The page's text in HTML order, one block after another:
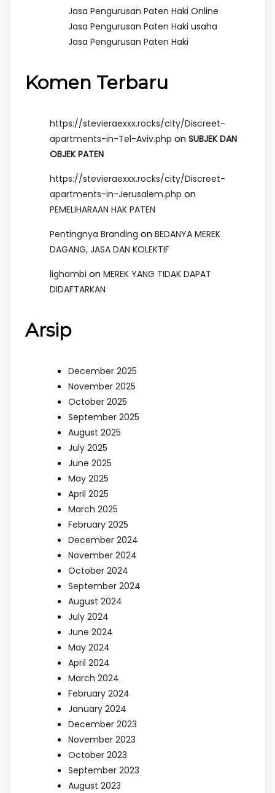
Jasa Pengurusan Paten Haki Online
Jasa Pengurusan Paten Haki usaha
Jasa Pengurusan Paten Haki
Komen Terbaru
https://stevieraexxx.rocks/city/Discreet-
apartments-in-Tel-Aviv.php on SUBJEK DAN
OBJEK PATEN
https://stevieraexxx.rocks/city/Discreet-
apartments-in-Jerusalem.php on
PEMELIHARAAN HAK PATEN
Pentingnya Branding on BEDANYA MEREK
DAGANG, JASA DAN KOLEKTIF
lighambi on MEREK YANG TIDAK DAPAT
DIDAFTARKAN
Arsip
December 2025
November 2025
October 2025
September 2025
August 2025
July 2025
June 2025
May 2025
April 2025
March 2025
February 2025
December 2024
November 2024
October 2024
September 2024
August 2024
July 2024
June 2024
May 2024
April 2024
March 2024
February 2024
January 2024
December 2023
November 2023
October 2023
September 2023
August 2023